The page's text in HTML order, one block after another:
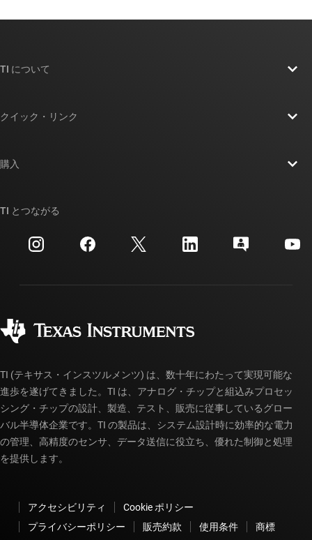
TI について
投資家向け情報
製造
クイック・リンク
クロスリファレンス検索
カスタマー・サポート・センター
myTI アカウントの FAQ
購入
ご注文に関する FAQ
TI とつながる
TI (テキサス・インスツルメンツ) は、数十年にわたって実現可能な
進歩を遂げてきました。TI は、アナログ・チップと組込みプロセッ
シング・チップの設計、製造、テスト、販売に従事しているグロー
バル半導体企業です。TI の製品は、システム設計時に効率的な電力
の管理、高精度のセンサ、データ送信に役立ち、優れた制御と処理
を提供します。
アクセシビリティ
Cookie ポリシー
プライバシーポリシー
販売約款 使用条件 商標